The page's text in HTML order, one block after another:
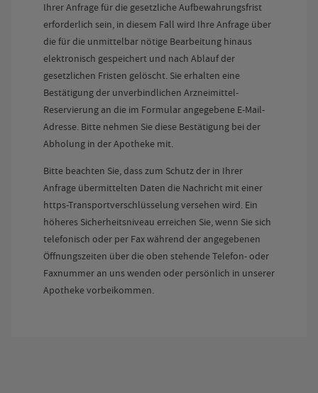
Ihrer Anfrage für die gesetzliche Aufbewahrungsfrist
erforderlich sein, in diesem Fall wird Ihre Anfrage über
die für die unmittelbar nötige Bearbeitung hinaus
elektronisch gespeichert und nach Ablauf der
gesetzlichen Fristen gelöscht. Sie erhalten eine
Bestätigung der unverbindlichen Arzneimittel-
Reservierung an die im Formular angegebene E-Mail-
Adresse. Bitte nehmen Sie diese Bestätigung bei der
Abholung in der Apotheke mit.
Bitte beachten Sie, dass zum Schutz der in Ihrer
Anfrage übermittelten Daten die Nachricht mit einer
https-Transportverschlüsselung versehen wird. Ein
höheres Sicherheitsniveau erreichen Sie, wenn Sie sich
telefonisch oder per Fax während der angegebenen
Öffnungszeiten über die oben stehende Telefon- oder
Faxnummer an uns wenden oder persönlich in unserer
Apotheke vorbeikommen.